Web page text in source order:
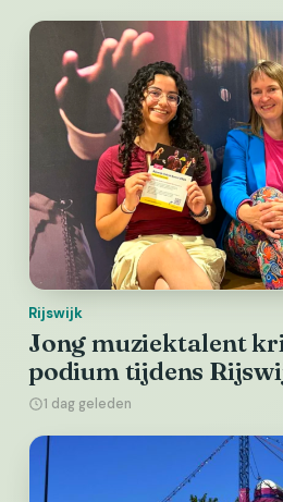
Rijswijk
Jong muziektalent
podium tijdens
1 dag geleden